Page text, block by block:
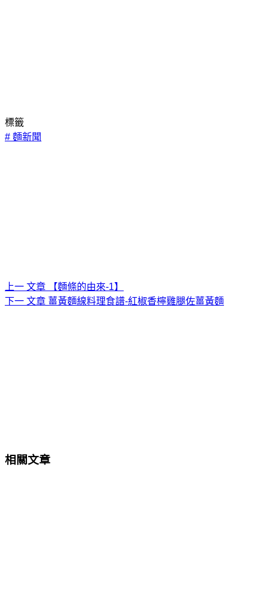
標籤
# 麵新聞
上一 文章
【麵條的由來-1】
下一 文章 薑黃麵線料理食譜-紅椒香檸雞腿佐薑黃麵
相關文章